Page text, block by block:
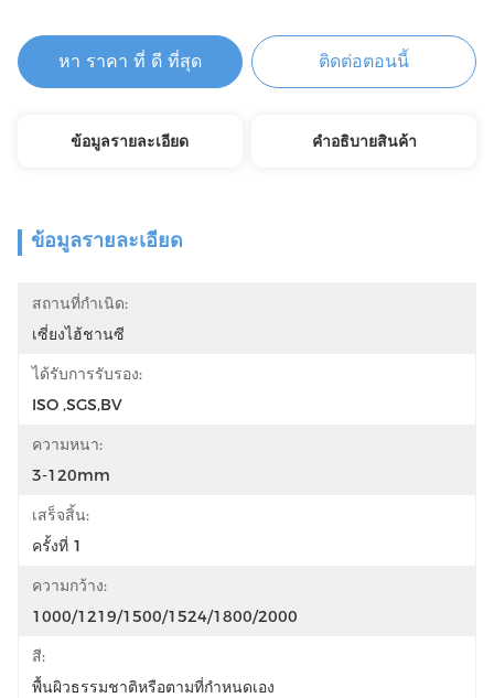
หา ราคา ที่ ดี ที่สุด ติดต่อตอนนี้
ข้อมูลรายละเอียด คําอธิบายสินค้า
ข้อมูลรายละเอียด
สถานที่กำเนิด:
เซี่ยงไฮ้ชานซี
ได้รับการรับรอง:
ISO ,SGS,BV
ความหนา:
3-120mm
เสร็จสิ้น:
ครั้งที่ 1
ความกว้าง:
1000/1219/1500/1524/1800/2000
สี:
พื้นผิวธรรมชาติหรือตามที่กำหนดเอง